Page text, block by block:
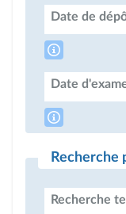
Date de
Date
Recherche
Recherche